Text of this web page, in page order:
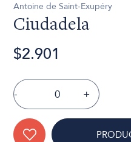
Antoine de Saint-Exupéry
Ciudadela
$2.901
- +